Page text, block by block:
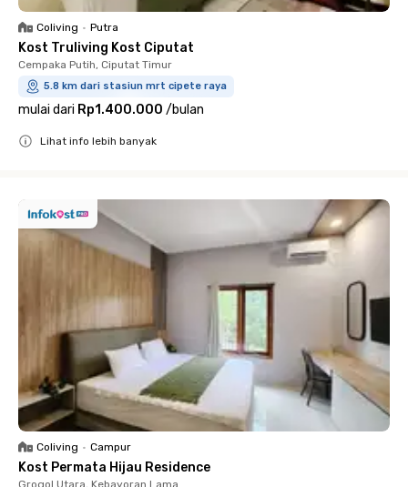
Coliving • Putra
Kost Truliving Kost Ciputat
Cempaka Putih, Ciputat Timur
5.8 km dari stasiun mrt cipete raya
mulai dari Rp1.400.000 /bulan
Lihat info lebih banyak
Coliving • Campur
Kost Permata Hijau Residence
Grogol Utara, Kebayoran Lama